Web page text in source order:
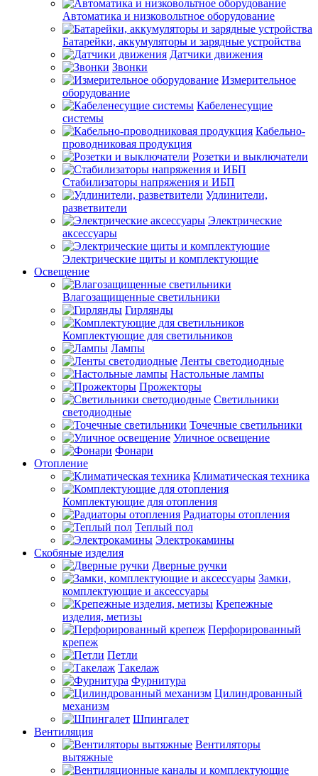
Автоматика и низковольтное оборудование
Батарейки, аккумуляторы и зарядные устройства
Датчики движения
Звонки
Измерительное
оборудование
Кабеленесущие
системы
Кабельно-
проводниковая продукция
Розетки и выключатели
Стабилизаторы напряжения и ИБП
Удлинители,
разветвители
Электрические
аксессуары
Электрические щиты и комплектующие
Освещение
Влагозащищенные светильники
Гирлянды
Комплектующие для светильников
Лампы
Ленты светодиодные
Настольные лампы
Прожекторы
Светильники
светодиодные
Точечные светильники
Уличное освещение
Фонари
Отопление
Климатическая техника
Комплектующие для отопления
Радиаторы отопления
Теплый пол
Электрокамины
Скобяные изделия
Дверные ручки
Замки,
комплектующие и аксессуары
Крепежные
изделия, метизы
Перфорированный
крепеж
Петли
Такелаж
Фурнитура
Цилиндрованный
механизм
Шпингалет
Вентиляция
Вентиляторы
вытяжные